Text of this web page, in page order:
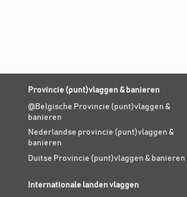
Provincie (punt)vlaggen & banieren
@Belgische Provincie (punt)vlaggen &
banieren
Nederlandse provincie (punt)vlaggen &
banieren
Duitse Provincie (punt)vlaggen & banieren
Internationale landen vlaggen